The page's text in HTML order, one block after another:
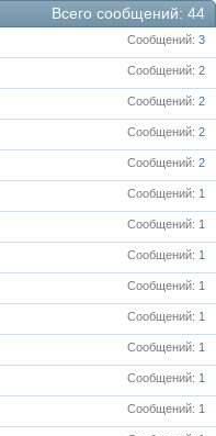
Всего сообщений 44
Сообщений 3
Сообщений 2
Сообщений 2
Сообщений 2
Сообщений 2
Сообщений 1
Сообщений 1
Сообщений 1
Сообщений 1
Сообщений 1
Сообщений 1
Сообщений 1
Сообщений 1